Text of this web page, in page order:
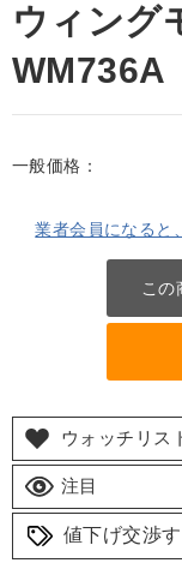
ウィング
一般価格：
業者会員になると
この
ウォッチリス
注目
値下げ交渉